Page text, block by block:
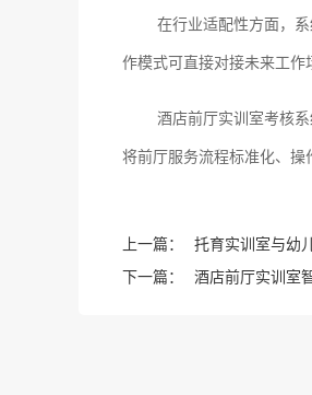
在行业适配性方面，
作模式可直接对接未来工作
酒店前厅实训室考核
将前厅服务流程标准化、操
上一篇：
托育实训室与幼
下一篇：
酒店前厅实训室